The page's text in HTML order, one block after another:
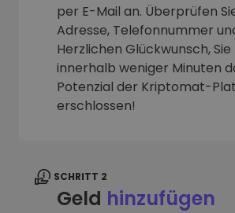
per E-Mail an. Überprüfen
Adresse, Telefonnummer
Herzlichen Glückwunsch,
innerhalb weniger Minuten
Potenzial der Kriptomat-
erschlossen!
SCHRITT 2
Geld hinzufügen